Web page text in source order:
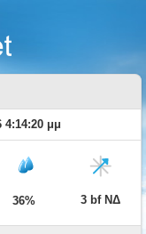
4:14:20 μμ
36% 3 bf ΝΔ